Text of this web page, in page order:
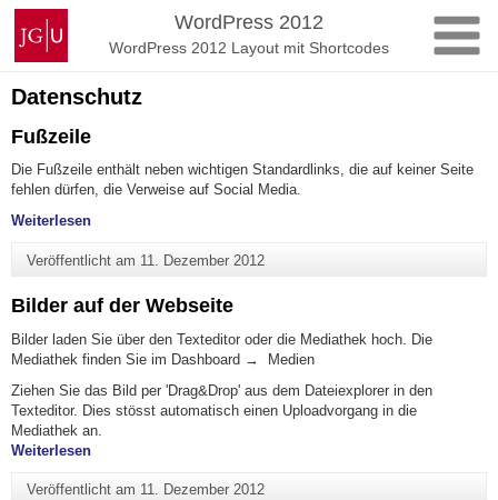
Zum
Inhalt
springen
Johannes
Gutenberg-
Universität
Mainz
WordPress 2012
WordPress 2012 Layout mit Shortcodes
Datenschutz
Fußzeile
Die Fußzeile enthält neben wichtigen Standardlinks, die auf keiner Seite
fehlen dürfen, die Verweise auf Social Media.
Weiterlesen"Fußzeile"
Veröffentlicht am 11. Dezember 2012
Bilder auf der Webseite
Bilder laden Sie über den Texteditor oder die Mediathek hoch. Die
Mediathek finden Sie im Dashboard → Medien
Ziehen Sie das Bild per 'Drag&Drop' aus dem Dateiexplorer in den
Texteditor. Dies stösst automatisch einen Uploadvorgang in die
Mediathek an.
Weiterlesen"Bilder auf der Webseite"
Veröffentlicht am 11. Dezember 2012